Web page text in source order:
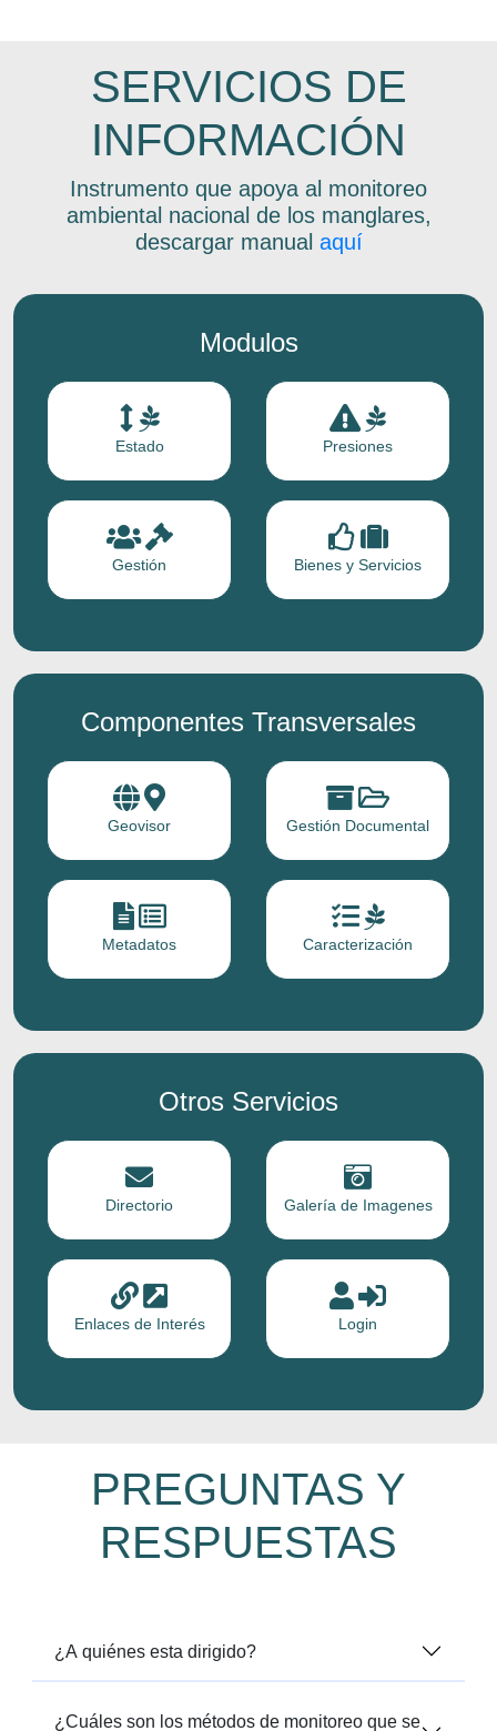
SERVICIOS DE
INFORMACIÓN
Instrumento que apoya al monitoreo
ambiental nacional de los manglares,
descargar manual aquí
Modulos
Estado Presiones
Gestión Bienes y Servicios
Componentes Transversales
Geovisor Gestión Documental
Metadatos Caracterización
Otros Servicios
Directorio Galería de Imagenes
Enlaces de Interés Login
PREGUNTAS Y
RESPUESTAS
¿A quiénes esta dirigido?
¿Cuáles son los métodos de monitoreo que se